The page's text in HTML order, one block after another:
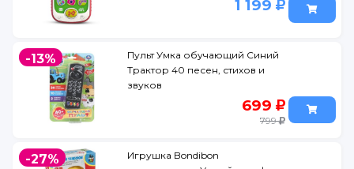
1 199
-13%
Пульт Умка обучающий Синий
Трактор 40 песен, стихов и
звуков
699
799
-27%
Игрушка Bondibon